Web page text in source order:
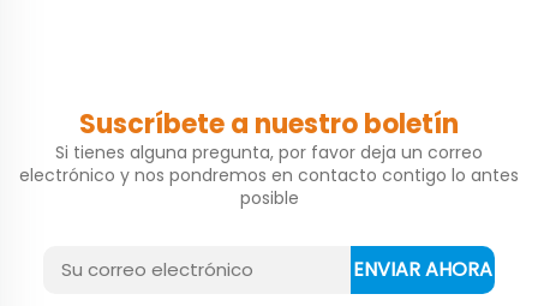
Suscríbete a nuestro boletín
Si tienes alguna pregunta, por favor deja un correo
electrónico y nos pondremos en contacto contigo lo antes
posible
ENVIAR AHORA